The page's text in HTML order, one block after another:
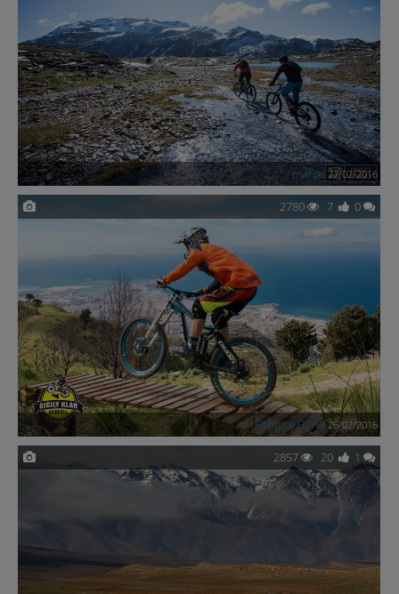
marco 27/02/2016
2780 7 0
FabryDi Bona 26/02/2016
2857 20 1